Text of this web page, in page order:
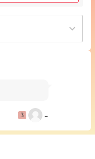
keyboard_arrow_down
3 −